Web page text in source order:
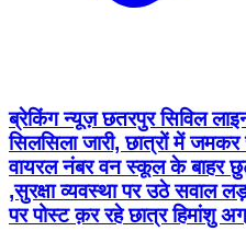
ब्रेकिंग न्यूज़ छतरपुर सिविल लाइन
सिलसिला जारी, छात्रों में
वायरल नंबर वन स्कूल के बाहर
,सुरक्षा व्यवस्था पर उठे सवाल
पर पोस्ट क़र रहे छात्र हिमांशु